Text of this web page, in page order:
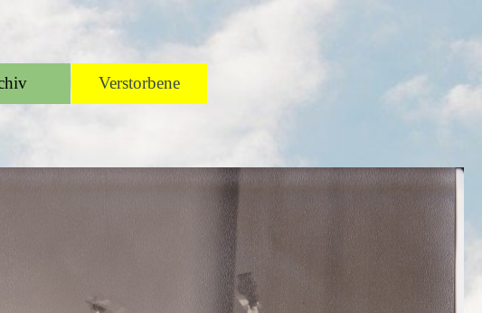
▼
Verstorbene